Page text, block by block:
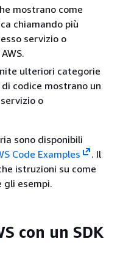
mostrano come
chiamando più
servizio o
ulteriori categorie
codice mostrano un
o
sono disponibili
Code Examples
. Il
istruzioni su come
gli esempi.
con un SDK